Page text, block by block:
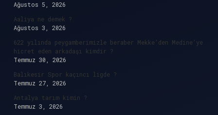
Ağustos 5, 2026
Aaliya ne demek ?
Ağustos 3, 2026
622 yılında peygamberimizle beraber Mekke’den Medine’ye
hicret eden arkadaşı kimdir ?
Temmuz 30, 2026
Balıkesir Spor kaçıncı ligde ?
Temmuz 27, 2026
Antalya tarım kimin ?
Temmuz 3, 2026